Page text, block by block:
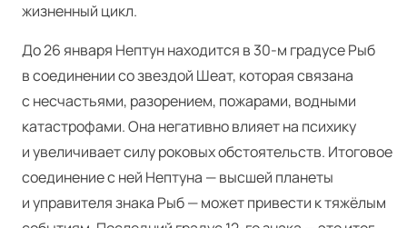
жизненный цикл.
До 26 января Нептун находится в 30‑м градусе Рыб
в соединении со звездой Шеат, которая связана
с несчастьями, разорением, пожарами, водными
катастрофами. Она негативно влияет на психику
и увеличивает силу роковых обстоятельств. Итоговое
соединение с ней Нептуна — высшей планеты
и управителя знака Рыб — может привести к тяжёлым